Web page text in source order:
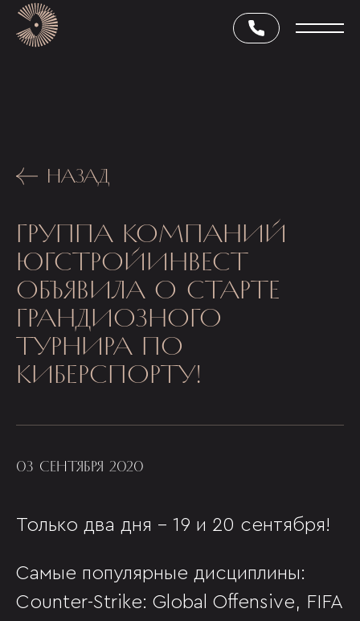
НАЗАД
ГРУППА КОМПАНИЙ
ЮГСТРОЙИНВЕСТ
ОБЪЯВИЛА О СТАРТЕ
ГРАНДИОЗНОГО
ТУРНИРА ПО
КИБЕРСПОРТУ!
03 СЕНТЯБРЯ 2020
Только два дня - 19 и 20 сентября!
Самые популярные дисциплины:
Counter-Strike: Global Offensive, FIFA